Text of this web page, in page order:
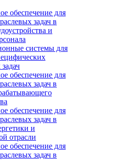
обеспечение для
задач в
и
системы для
обеспечение для
задач в
обеспечение для
задач в
и
отрасли
обеспечение для
задач в